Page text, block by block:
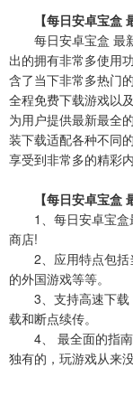
【每日安卓宝盒
每日安卓宝盒 最新
出的拥有非常多使用
含了当下非常多热门
全程免费下载游戏以
为用户提供最新最全
装下载适配各种不同
享受到非常多的精彩
【每日安卓宝盒
1、每日安卓宝盒
商店!
2、应用特点包括
的外国游戏等等。
3、支持高速下载
载和断点续传。
4、 最全面的指南
独有的，玩游戏从来